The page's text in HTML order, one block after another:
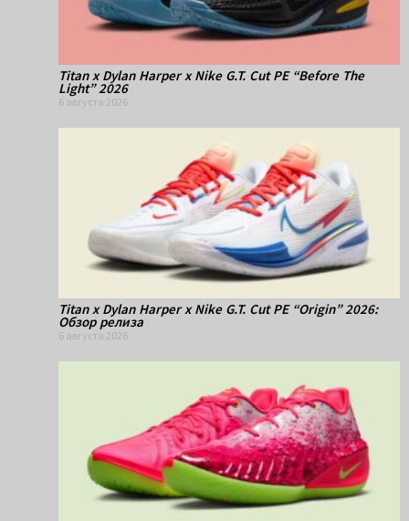
Titan x Dylan Harper x Nike G.T. Cut PE “Before The
Light” 2026
6 августа 2026
Titan x Dylan Harper x Nike G.T. Cut PE “Origin” 2026:
Обзор релиза
6 августа 2026